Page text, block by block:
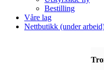
Bestilling
Våre lag
Nettbutikk (under